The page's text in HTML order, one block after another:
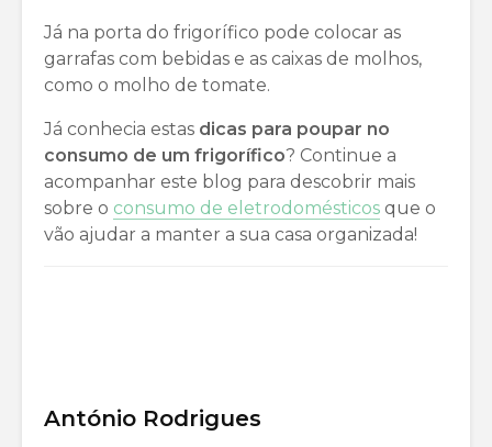
Já na porta do frigorífico pode colocar as
garrafas com bebidas e as caixas de molhos,
como o molho de tomate.
Já conhecia estas dicas para poupar no
consumo de um frigorífico? Continue a
acompanhar este blog para descobrir mais
sobre o consumo de eletrodomésticos que o
vão ajudar a manter a sua casa organizada!
António Rodrigues